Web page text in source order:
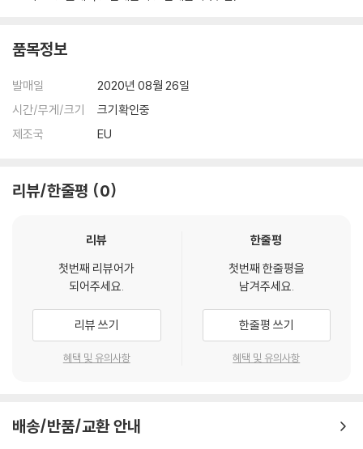
품목정보
발매일
2020년 08월 26일
시간/무게/크기
크기확인중
제조국
EU
리뷰/한줄평 0
리뷰
첫번째 리뷰어가
되어주세요.
리뷰 쓰기
혜택 및 유의사항
한줄평
첫번째 한줄평을
남겨주세요.
한줄평 쓰기
혜택 및 유의사항
배송/반품/교환 안내